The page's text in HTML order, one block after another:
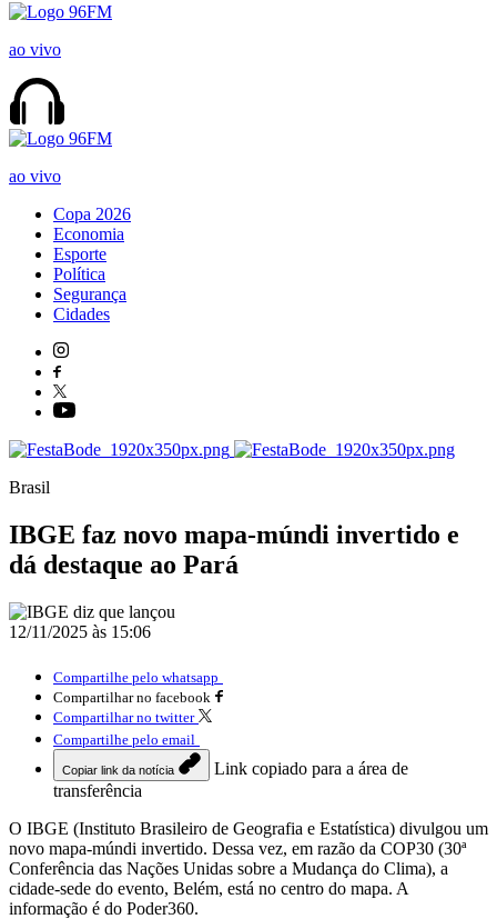
ao vivo
ao vivo
Copa 2026
Economia
Esporte
Política
Segurança
Cidades
Brasil
IBGE faz novo mapa-múndi invertido e
dá destaque ao Pará
12/11/2025 às 15:06
Compartilhe pelo whatsapp
Compartilhar no facebook
Compartilhar no twitter
Compartilhe pelo email
Copiar link da notícia
Link copiado para a área de
transferência
O IBGE (Instituto Brasileiro de Geografia e Estatística) divulgou um
novo mapa-múndi invertido. Dessa vez, em razão da COP30 (30ª
Conferência das Nações Unidas sobre a Mudança do Clima), a
cidade-sede do evento, Belém, está no centro do mapa. A
informação é do Poder360.